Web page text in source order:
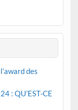
des
: QU’EST-CE